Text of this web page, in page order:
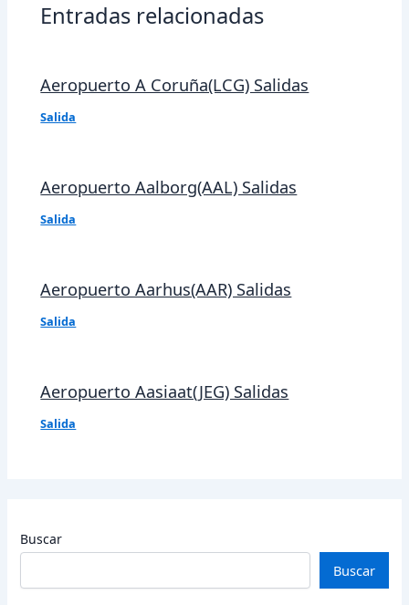
Entradas relacionadas
Aeropuerto A Coruña(LCG) Salidas
Salida
Aeropuerto Aalborg(AAL) Salidas
Salida
Aeropuerto Aarhus(AAR) Salidas
Salida
Aeropuerto Aasiaat(JEG) Salidas
Salida
Buscar
Buscar